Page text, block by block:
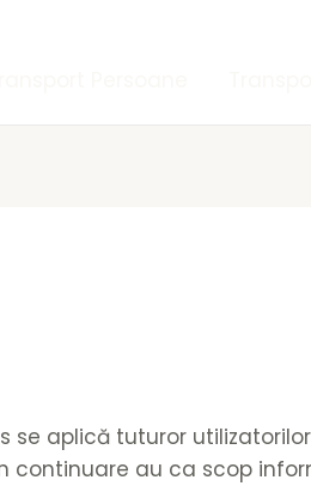
se aplică tuturor
continuare au ca scop